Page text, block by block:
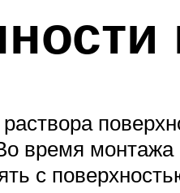
время
с